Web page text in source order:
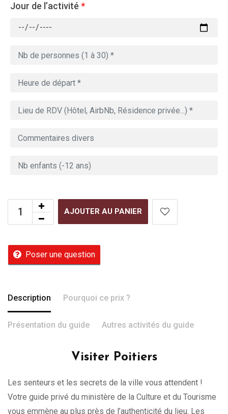
Jour de l’activité *
AJOUTER AU PANIER
Poser une question
Description Pourquoi ce prix ?
Présentation du guide Autres activités du guide
Visiter Poitiers
Les senteurs et les secrets de la ville vous attendent !
Votre guide privé du ministère de la Culture et du Tourisme
vous emmène au plus près de l’authenticité du lieu. Les